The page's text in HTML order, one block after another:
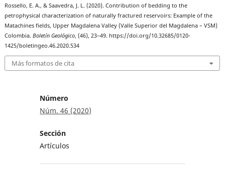
Rossello, E. A., & Saavedra, J. L. (2020). Contribution of bedding to the
petrophysical characterization of naturally fractured reservoirs: Example of the
Matachines fields, Upper Magdalena Valley (Valle Superior del Magdalena – VSM)
Colombia.Boletín Geológico, (46), 23–49. https://doi.org/10.32685/0120-
1425/boletingeo.46.2020.534
Más formatos de cita
Número
Núm. 46 (2020)
Sección
Artículos